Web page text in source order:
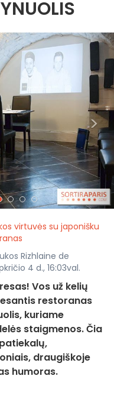
>
virtuvės su japonišku
Rizhlaine de
4 d., 16:03val.
Vos už kelių
restoranas
kuriame
staigmenos. Čia
draugiškoje
humoras.